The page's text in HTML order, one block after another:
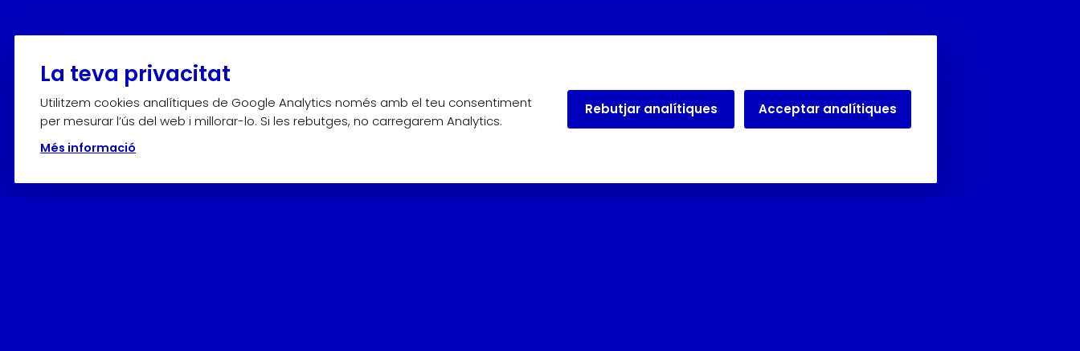
La teva privacitat
Utilitzem cookies analítiques de Google Analytics només amb el teu consentiment
per mesurar l’ús del web i millorar-lo. Si les rebutges, no carregarem Analytics.
Més informació
Rebutjar analítiques Acceptar analítiques